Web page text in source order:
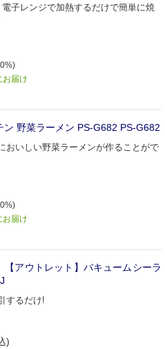
子レンジで加熱するだけで簡単に焼
お届け
ン 野菜ラーメン PS-G682 PS-G682
おいしい野菜ラーメンが作ることがで
お届け
【アウトレット】バキュームシーラ
するだけ!
)